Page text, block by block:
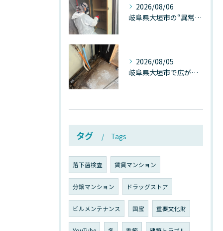
2026/08/06
岐阜県大垣市の“異常に高い気温”が建物内部を腐らせる──深層カビが爆発的に増える本当の理由
2026/08/05
岐阜県大垣市で広がる“深層カビ汚染”──なぜ除カビが必要なのか、建物内部で起きている見えない危機
タグ Tags
落下菌検査 賃貸マンション
分譲マンション ドラッグストア
ビルメンテナンス 国宝 重要文化財